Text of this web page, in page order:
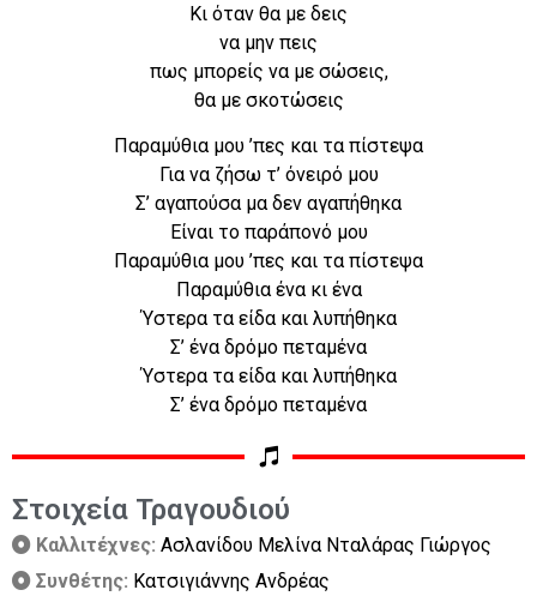
Κι όταν θα με δεις
να μην πεις
πως μπορείς να με σώσεις,
θα με σκοτώσεις
Παραμύθια μου ’πες και τα πίστεψα
Για να ζήσω τ’ όνειρό μου
Σ’ αγαπούσα μα δεν αγαπήθηκα
Είναι το παράπονό μου
Παραμύθια μου ’πες και τα πίστεψα
Παραμύθια ένα κι ένα
Ύστερα τα είδα και λυπήθηκα
Σ’ ένα δρόμο πεταμένα
Ύστερα τα είδα και λυπήθηκα
Σ’ ένα δρόμο πεταμένα
Στοιχεία Τραγουδιού
Καλλιτέχνες: Ασλανίδου Μελίνα Νταλάρας Γιώργος
Συνθέτης: Κατσιγιάννης Ανδρέας